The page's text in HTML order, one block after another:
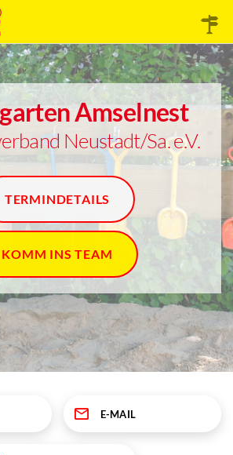
Amselnest
Neustadt/Sa. e.V.
TERMINDETAILS
KOMM INS TEAM
E-MAIL